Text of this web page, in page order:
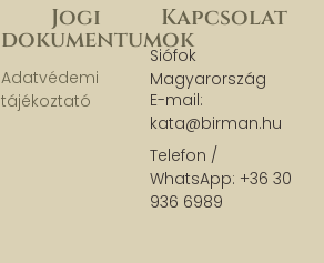
Kapcsolat
Siófok
Magyarország
E-mail:
kata@birman.hu
Telefon /
WhatsApp: +36 30
936 6989
Jogi
dokumentumok
Adatvédemi
tájékoztató